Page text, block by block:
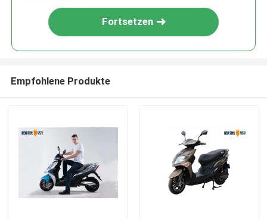
Fortsetzen
Empfohlene Produkte